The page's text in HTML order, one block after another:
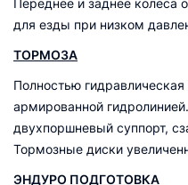
Переднее и заднее колеса
для езды при низком
ТОРМОЗА
Полностью
армированной
двухпоршневый суппорт,
Тормозные диски
ЭНДУРО ПОДГОТОВКА